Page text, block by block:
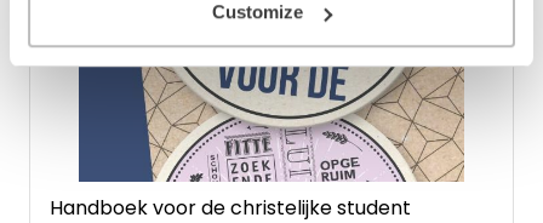
Customize
Handboek voor de christelijke student